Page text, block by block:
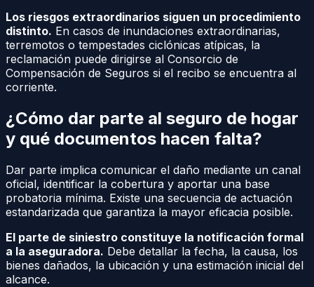
Los riesgos extraordinarios siguen un procedimiento
distinto. En casos de inundaciones extraordinarias,
terremotos o tempestades ciclónicas atípicas, la
reclamación puede dirigirse al Consorcio de
Compensación de Seguros si el recibo se encuentra al
corriente.
¿Cómo dar parte al seguro de hogar
y qué documentos hacen falta?
Dar parte implica comunicar el daño mediante un canal
oficial, identificar la cobertura y aportar una base
probatoria mínima. Existe una secuencia de actuación
estandarizada que garantiza la mayor eficacia posible.
El parte de siniestro constituye la notificación formal
a la aseguradora. Debe detallar la fecha, la causa, los
bienes dañados, la ubicación y una estimación inicial del
alcance.